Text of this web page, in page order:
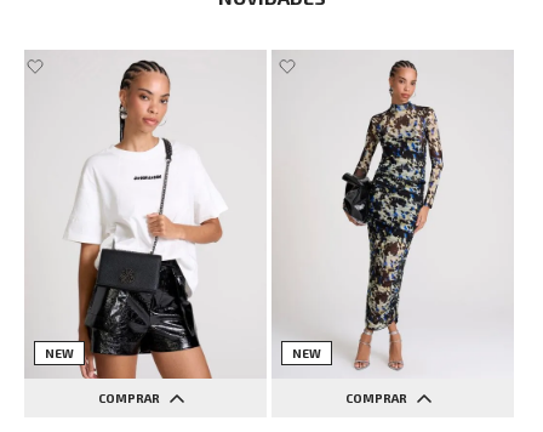
NEW
COMPRAR
NEW
COMPRAR